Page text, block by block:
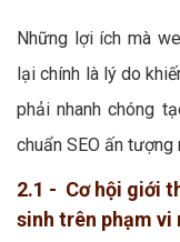
Những lợi ích mà
lại chính là lý do
phải nhanh chóng
chuẩn SEO ấn tượng
2.1 - Cơ hội giới
sinh trên phạm vi